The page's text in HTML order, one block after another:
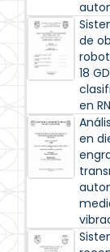
de
18
en
en